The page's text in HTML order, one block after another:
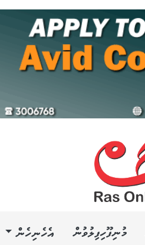
މުނިފޫހިފިލުވުން އެހެނިހެން